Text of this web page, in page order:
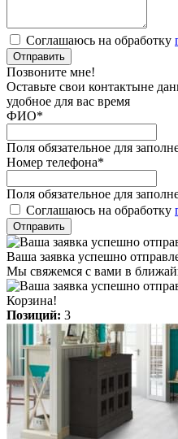
Соглашаюсь на обработку
Отправить
Позвоните мне!
Оставьте свои контактыне
удобное для вас время
ФИО*
Поля обязательное для
Номер телефона*
Поля обязательное для
Соглашаюсь на обработку
Отправить
Ваша заявка успешно
Мы свяжемся с вами в
Корзина!
Позиций: 3